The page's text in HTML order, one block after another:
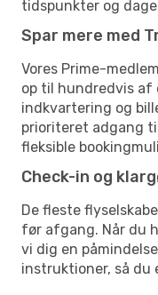
tidspunkter og
Spar mere med
Vores Prime-
op til hundredvis af
indkvartering og
prioriteret adgang
fleksible
Check-in og
De fleste
før afgang. Når du
vi dig en
instruktioner, så du